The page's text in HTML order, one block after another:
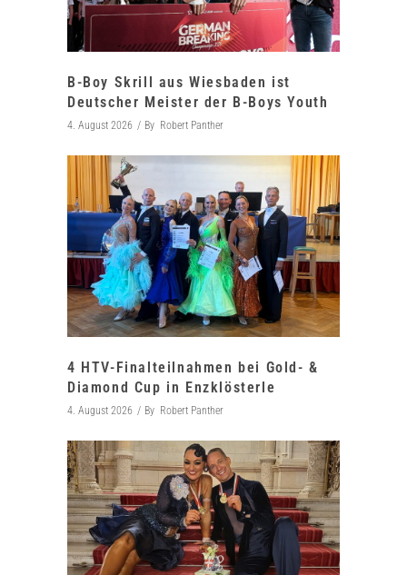
B-Boy Skrill aus Wiesbaden ist
Deutscher Meister der B-Boys Youth
4. August 2026 By Robert Panther
4 HTV-Finalteilnahmen bei Gold- &
Diamond Cup in Enzklösterle
4. August 2026 By Robert Panther